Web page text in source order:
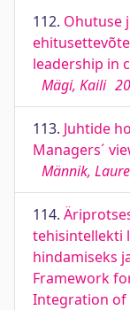
112. Ohutuse
leadership in
Mägi, Kaili
113. Juhtide
Managers´
Männik,
114.
tehisintellekti
hindamiseks
Framework
Integration of